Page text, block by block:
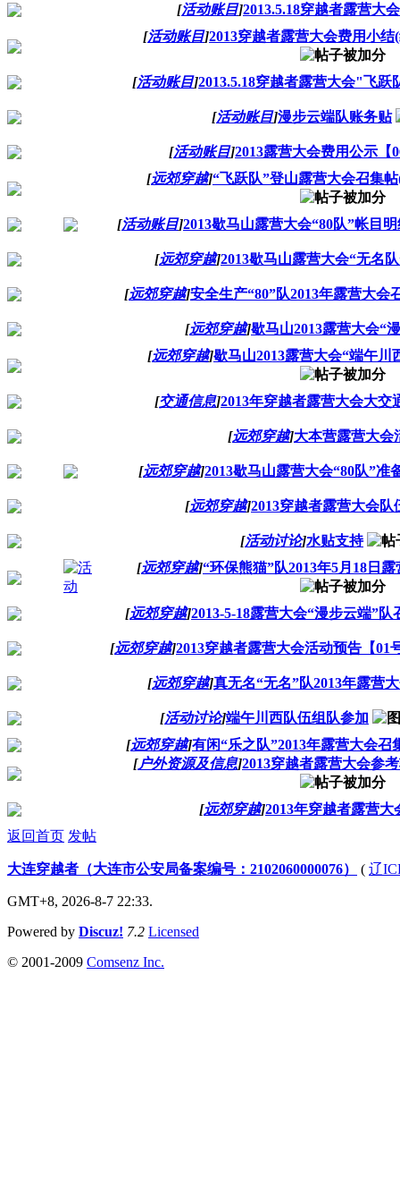
[活动账目]2013.5.18穿越者露营大
[活动账目]2013穿越者露营大会费用小结
[活动账目]2013.5.18穿越者露营大会"飞跃
[活动账目]漫步云端队账务贴
[活动账目]2013露营大会费用公示【
[远郊穿越]“飞跃队”登山露营大会召集
[活动账目]2013歇马山露营大会“80队”帐目
[远郊穿越]2013歇马山露营大会“无名
[远郊穿越]安全生产“80”队2013年露营大会
[远郊穿越]歇马山2013露营大会“
[远郊穿越]歇马山2013露营大会“端午川
[交通信息]2013年穿越者露营大会大交
[远郊穿越]大本营露营大会
[远郊穿越]2013歇马山露营大会“80队”准
[远郊穿越]2013穿越者露营大会队
[活动讨论]水贴支持
[远郊穿越]“环保熊猫”队2013年5月18日
[远郊穿越]2013-5-18露营大会“漫步云端”队
[远郊穿越]2013穿越者露营大会活动预告【01
[远郊穿越]真无名“无名”队2013年露营
[活动讨论]端午川西队伍组队参加
[远郊穿越]有闲“乐之队”2013年露营大会召
[户外资源及信息]2013穿越者露营大会参
[远郊穿越]2013年穿越者露营大
返回首页 发帖
大连穿越者（大连市公安局备案编号：2102060000076） ( 辽
GMT+8, 2026-8-7 22:33.
Powered by Discuz! 7.2 Licensed
© 2001-2009 Comsenz Inc.